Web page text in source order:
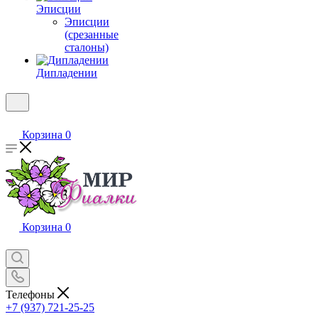
Эписции
Эписции
(срезанные
сталоны)
Дипладении
Корзина 0
Корзина 0
Телефоны
+7 (937) 721-25-25